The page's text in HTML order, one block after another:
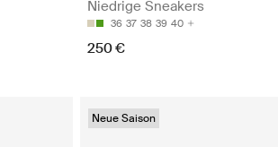
Niedrige Sneakers
36 37 38 39 40
250 €
Neue Saison